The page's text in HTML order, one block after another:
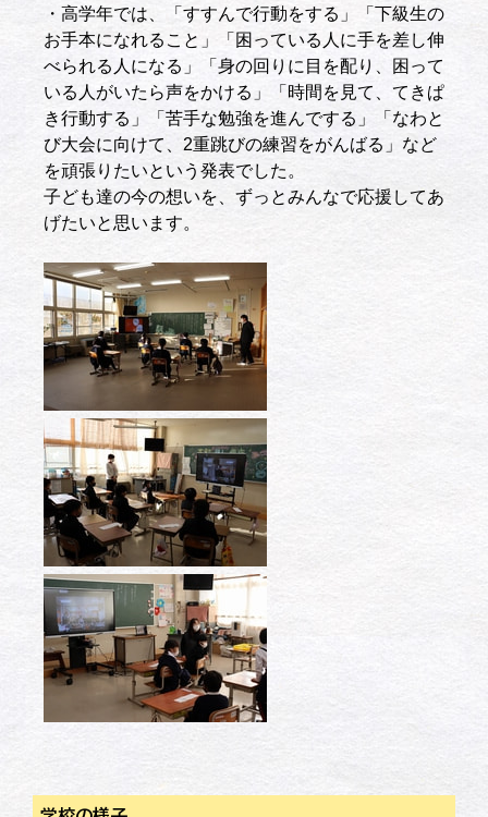
・高学年では、「すすんで行動をする」「下級生の
お手本になれること」「困っている人に手を差し伸
べられる人になる」「身の回りに目を配り、困って
いる人がいたら声をかける」「時間を見て、てきぱ
き行動する」「苦手な勉強を進んでする」「なわと
び大会に向けて、2重跳びの練習をがんばる」など
を頑張りたいという発表でした。
子ども達の今の想いを、ずっとみんなで応援してあ
げたいと思います。